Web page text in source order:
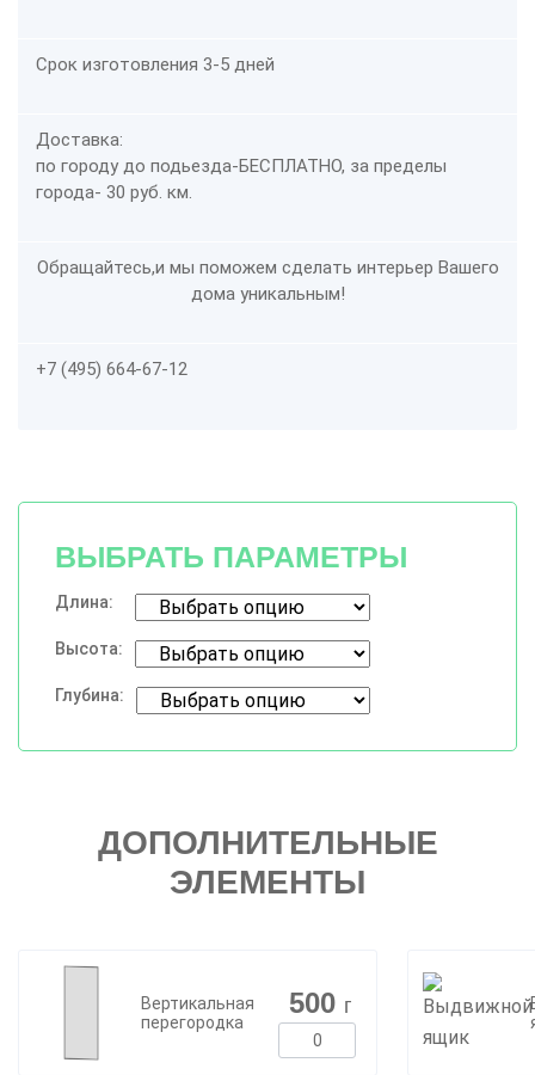
Срок изготовления 3-5 дней
Доставка:
по городу до подьезда-БЕСПЛАТНО, за пределы
города- 30 руб. км.
Обращайтесь,и мы поможем сделать интерьер Вашего
дома уникальным!
+7 (495) 664-67-12
ВЫБРАТЬ ПАРАМЕТРЫ
Длина:
Высота:
Глубина:
ДОПОЛНИТЕЛЬНЫЕ
ЭЛЕМЕНТЫ
Вертикальная
перегородка
500 г